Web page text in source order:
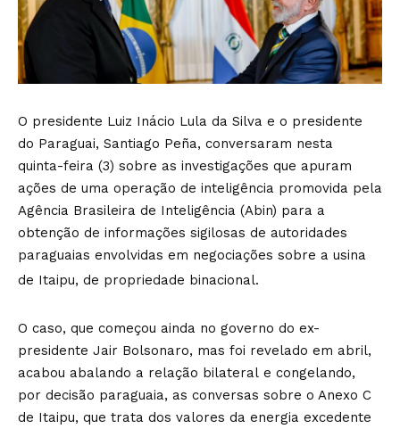
O presidente Luiz Inácio Lula da Silva e o presidente
do Paraguai, Santiago Peña, conversaram nesta
quinta-feira (3) sobre as investigações que apuram
ações de uma operação de inteligência promovida pela
Agência Brasileira de Inteligência (Abin) para a
obtenção de informações sigilosas de autoridades
paraguaias envolvidas em negociações sobre a usina
de Itaipu, de propriedade binacional.
O caso, que começou ainda no governo do ex-
presidente Jair Bolsonaro, mas foi revelado em abril,
acabou abalando a relação bilateral e congelando,
por decisão paraguaia, as conversas sobre o Anexo C
de Itaipu, que trata dos valores da energia excedente